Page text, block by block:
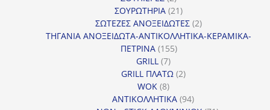
προϊόντα
ΣΟΥΡΩΤΗΡΙΑ 2121
προϊόντα
ΣΩΤΕΖΕΣ ΑΝΟΞΕΙΔΩΤΕΣ 22
προϊόντα
ΤΗΓΑΝΙΑ ΑΝΟΞΕΙΔΩΤΑ-ΑΝΤΙΚΟΛΛΗΤΙΚΑ-ΚΕΡΑΜΙΚΑ-
ΠΕΤΡΙΝΑ 155155
GRILL 77
προϊόντα
GRILL ΠΛΑΤΩ 22
WOK 88
προϊόντα
ΑΝΤΙΚΟΛΛΗΤΙΚΑ 9494